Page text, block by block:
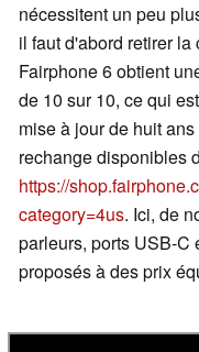
nécessitent un peu
il faut d'abord retirer
Fairphone 6 obtient
de 10 sur 10, ce qui
mise à jour de huit
rechange disponibles
https://
category=4us. Ici, de
parleurs, ports USB-C
proposés à des prix